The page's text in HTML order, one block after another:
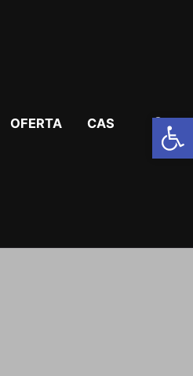
Otwórz pasek narzędzi
OFERTA CAS